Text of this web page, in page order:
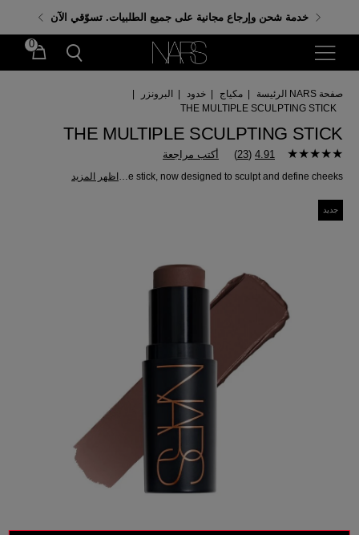
احصلي على هدايا مجانية عند إنفاق 350 د.إ. باستخدام الكود:
GIFTS
خدمة شحن وإرجاع مجانية على جميع الطلبيات. تسوّقي الآن
0
صفحة NARS الرئيسة مكياج خدود البرونزر
THE MULTIPLE SCULPTING STICK
THE MULTIPLE SCULPTING STICK
4.91
(
23
) أكتب مراجعة
NARS’ iconic multi-purpose stick, now designed to sculpt and define cheeks. اظهر المزيد
جديد